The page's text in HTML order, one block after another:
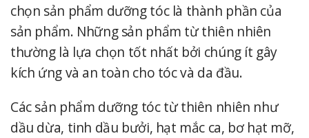
chọn sản phẩm dưỡng tóc là thành phần của
sản phẩm. Những sản phẩm từ thiên nhiên
thường là lựa chọn tốt nhất bởi chúng ít gây
kích ứng và an toàn cho tóc và da đầu.
Các sản phẩm dưỡng tóc từ thiên nhiên như
dầu dừa, tinh dầu bưởi, hạt mắc ca, bơ hạt mỡ,